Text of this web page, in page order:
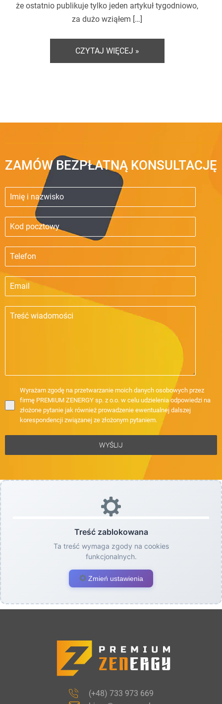
że ostatnio publikuje tylko jeden artykuł tygodniowo,
za dużo wziąłem […]
CZYTAJ WIĘCEJ »
ZAMÓW BEZPŁATNĄ KONSULTACJĘ
Wyrażam zgodę na przetwarzanie moich danych osobowych przez
firmę PREMIUM ZENERGY sp. z o.o. w celu udzielenia odpowiedzi na
złożone pytanie jak również prowadzenie ewentualnej dalszej
korespondencji związanej ze złożonym pytaniem.
WYŚLIJ
Treść zablokowana
Ta treść wymaga zgody na cookies
funkcjonalnych.
Zmień ustawienia
(+48) 733 973 669